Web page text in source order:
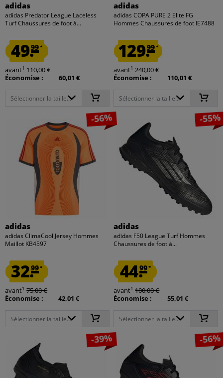
adidas
adidas Predator League Laceless
Turf Chaussures de foot à...
49.99*
avant1 110,00 €
Économise :
60,01 €
Sélectionner la taille...
adidas
adidas COPA PURE 2 Elite FG
Hommes Chaussures de foot IE7488
129.99*
avant1 240,00 €
Économise :
110,01 €
Sélectionner la taille...
-56%
adidas
adidas ClimaCool Jersey Hommes
Maillot KB4597
32.99*
avant1 75,00 €
Économise :
42,01 €
Sélectionner la taille...
-55%
adidas
adidas F50 League Turf Hommes
Chaussures de foot à...
44.99*
avant1 100,00 €
Économise :
55,01 €
Sélectionner la taille...
-39% -56%